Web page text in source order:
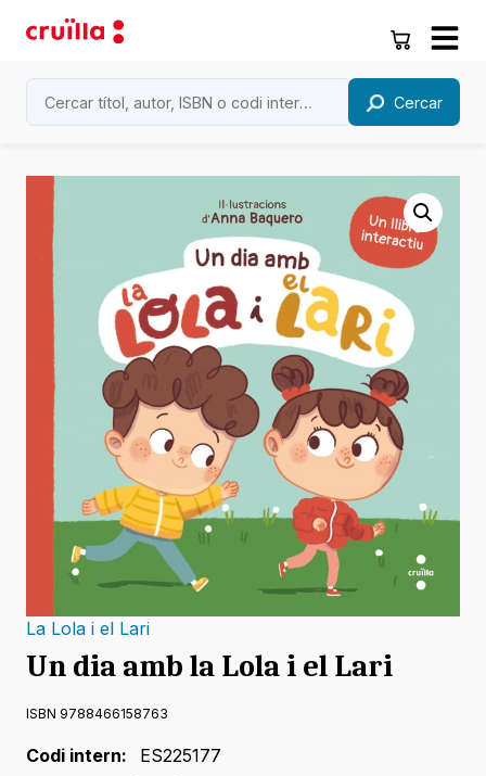
Cercar
La Lola i el Lari
Un dia amb la Lola i el Lari
ISBN 9788466158763
Codi intern:
ES225177